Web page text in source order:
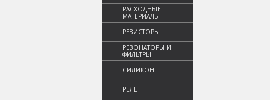
РАСХОДНЫЕ
МАТЕРИАЛЫ
РЕЗИСТОРЫ
РЕЗОНАТОРЫ И
ФИЛЬТРЫ
СИЛИКОН
РЕЛЕ